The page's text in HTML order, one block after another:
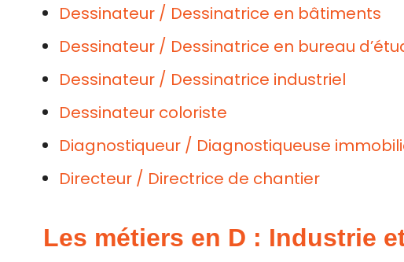
Dessinateur / Dessinatrice en bâtiments
Dessinateur / Dessinatrice en bureau
Dessinateur / Dessinatrice industriel
Dessinateur coloriste
Diagnostiqueur / Diagnostiqueuse
Directeur / Directrice de chantier
Les métiers en D : Industrie